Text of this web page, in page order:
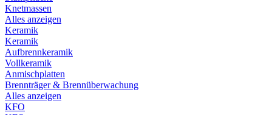
Knetmassen
Alles anzeigen
Keramik
Keramik
Aufbrennkeramik
Vollkeramik
Anmischplatten
Brennträger & Brennüberwachung
Alles anzeigen
KFO